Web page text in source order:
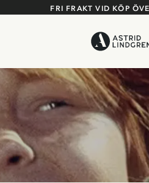
FRI FRAKT VID KÖP